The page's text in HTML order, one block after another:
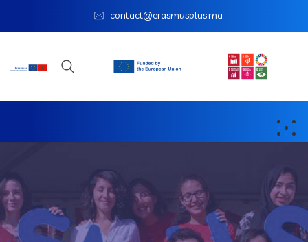
contact@erasmusplus.ma